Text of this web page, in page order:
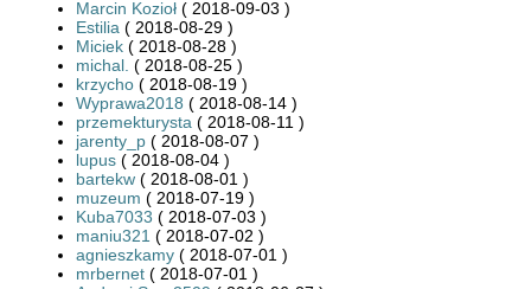
Marcin Kozioł ( 2018-09-03 )
Estilia ( 2018-08-29 )
Miciek ( 2018-08-28 )
michal. ( 2018-08-25 )
krzycho ( 2018-08-19 )
Wyprawa2018 ( 2018-08-14 )
przemekturysta ( 2018-08-11 )
jarenty_p ( 2018-08-07 )
lupus ( 2018-08-04 )
bartekw ( 2018-08-01 )
muzeum ( 2018-07-19 )
Kuba7033 ( 2018-07-03 )
maniu321 ( 2018-07-02 )
agnieszkamy ( 2018-07-01 )
mrbernet ( 2018-07-01 )